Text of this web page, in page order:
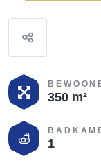
350 m²
1